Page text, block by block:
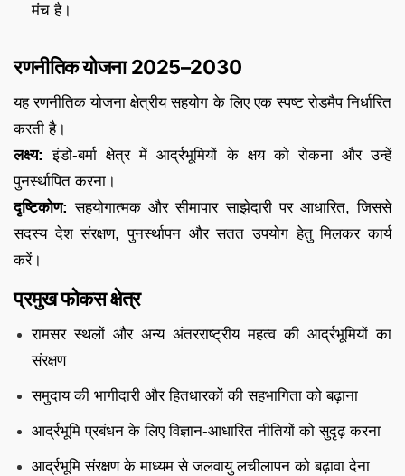
मंच है।
रणनीतिक योजना 2025–2030
यह रणनीतिक योजना क्षेत्रीय सहयोग के लिए एक स्पष्ट रोडमैप निर्धारित
करती है।
लक्ष्य: इंडो-बर्मा क्षेत्र में आर्द्रभूमियों के क्षय को रोकना और उन्हें
पुनर्स्थापित करना।
दृष्टिकोण: सहयोगात्मक और सीमापार साझेदारी पर आधारित, जिससे
सदस्य देश संरक्षण, पुनर्स्थापन और सतत उपयोग हेतु मिलकर कार्य
करें।
प्रमुख फोकस क्षेत्र
रामसर स्थलों और अन्य अंतरराष्ट्रीय महत्व की आर्द्रभूमियों का
संरक्षण
समुदाय की भागीदारी और हितधारकों की सहभागिता को बढ़ाना
आर्द्रभूमि प्रबंधन के लिए विज्ञान-आधारित नीतियों को सुदृढ़ करना
आर्द्रभूमि संरक्षण के माध्यम से जलवायु लचीलापन को बढ़ावा देना